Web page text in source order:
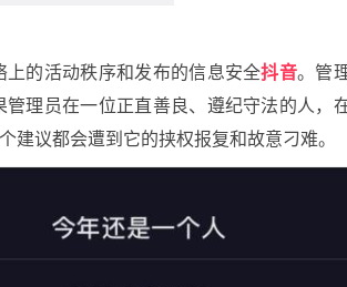
的活动秩序和发布的信息安全抖音。管
理员在一位正直善良、遵纪守法的人，
建议都会遭到它的挟权报复和故意刁难。